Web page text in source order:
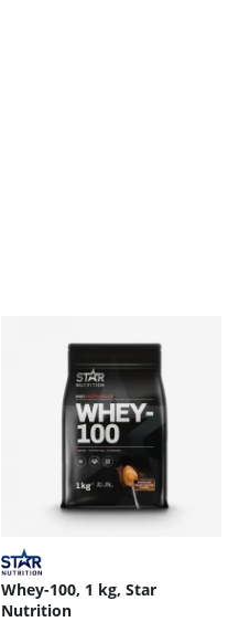
Whey-100, 1 kg, Star
Nutrition